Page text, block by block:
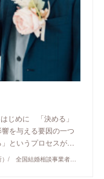
じめに 「決める」
を与える要因の一つ
というプロセスが…